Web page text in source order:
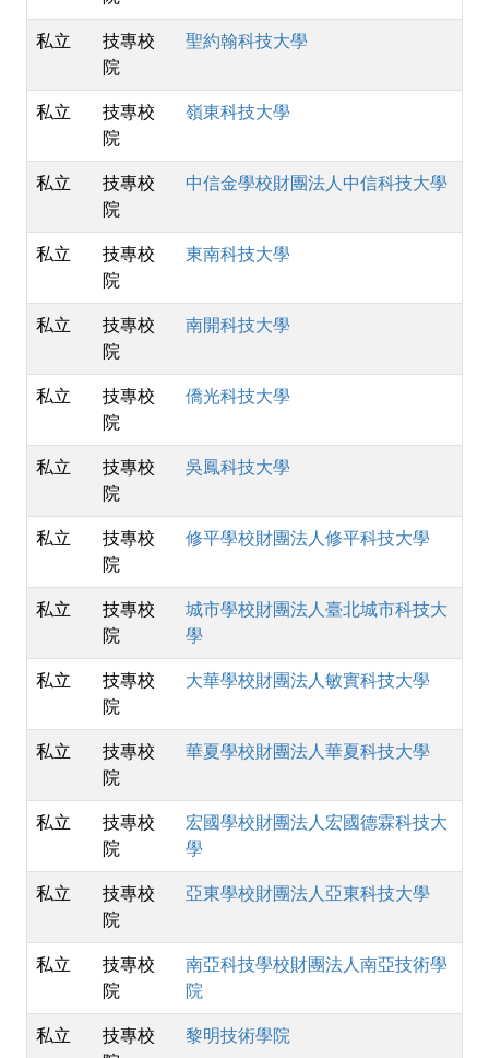
私立
技專校
院
聖約翰科技大學
私立
技專校
院
嶺東科技大學
私立
技專校
院
中信金學校財團法人中信科技大學
私立
技專校
院
東南科技大學
私立
技專校
院
南開科技大學
私立
技專校
院
僑光科技大學
私立
技專校
院
吳鳳科技大學
私立
技專校
院
修平學校財團法人修平科技大學
私立
技專校
院
城市學校財團法人臺北城市科技大
學
私立
技專校
院
大華學校財團法人敏實科技大學
私立
技專校
院
華夏學校財團法人華夏科技大學
私立
技專校
院
宏國學校財團法人宏國德霖科技大
學
私立
技專校
院
亞東學校財團法人亞東科技大學
私立
技專校
院
南亞科技學校財團法人南亞技術學
院
私立
技專校
黎明技術學院